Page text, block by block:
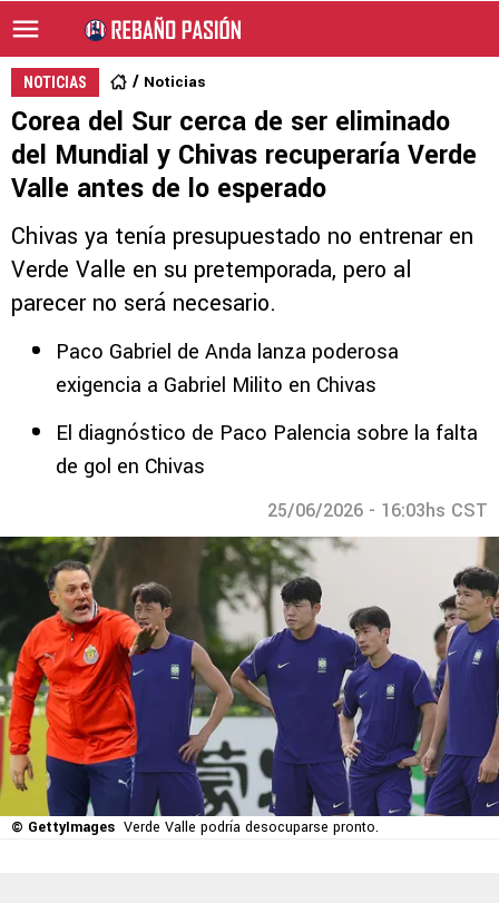
NOTICIAS Noticias
Corea del Sur cerca de ser eliminado
del Mundial y Chivas recuperaría Verde
Valle antes de lo esperado
Chivas ya tenía presupuestado no entrenar en
Verde Valle en su pretemporada, pero al
parecer no será necesario.
Paco Gabriel de Anda lanza poderosa
exigencia a Gabriel Milito en Chivas
El diagnóstico de Paco Palencia sobre la falta
de gol en Chivas
25/06/2026 - 16:03hs CST
© GettyImages Verde Valle podría desocuparse pronto.